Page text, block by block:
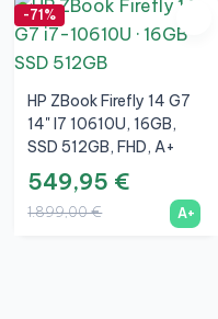
-71%
HP ZBook Firefly 14 G7
14" I7 10610U, 16GB,
SSD 512GB, FHD, A+
549,95 €
1.899,00 € A+